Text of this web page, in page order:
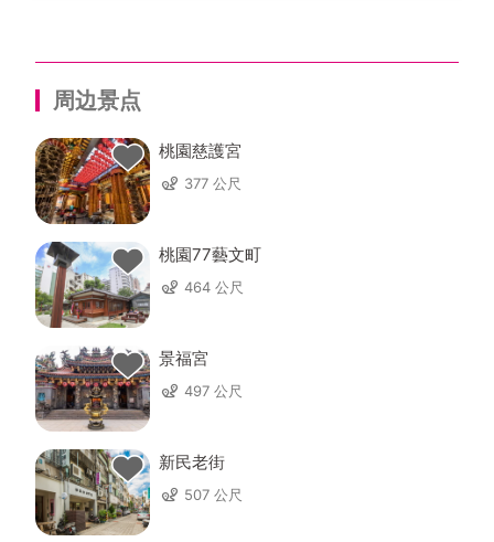
周边景点
桃園慈護宮
377 公尺
桃園77藝文町
464 公尺
景福宮
497 公尺
新民老街
507 公尺